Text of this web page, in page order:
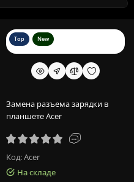
Top New
Замена разъема зарядки в
планшете Acer
Код: Acer
На складе